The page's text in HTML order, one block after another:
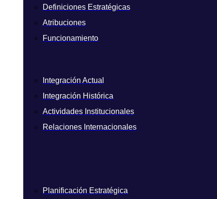
Definiciones Estratégicas
Atribuciones
Funcionamiento
Integración Actual
Integración Histórica
Actividades Institucionales
Relaciones Internacionales
Planificación Estratégica